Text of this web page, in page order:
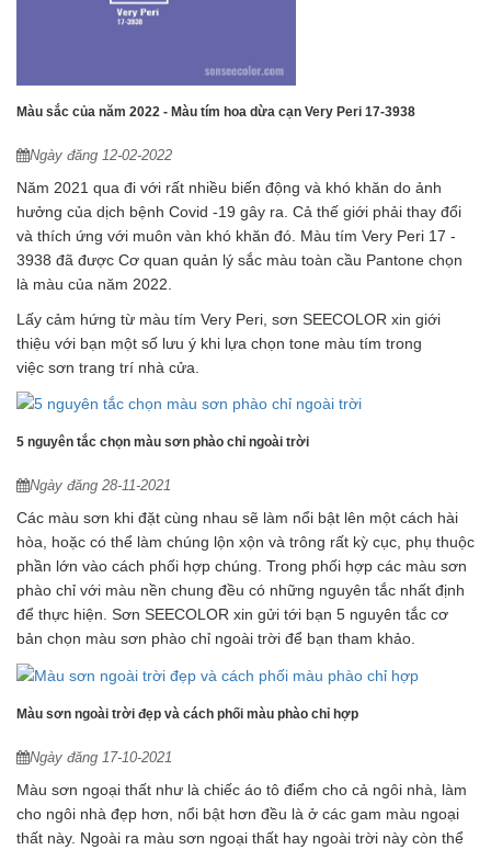
Màu sắc của năm 2022 - Màu tím hoa dừa cạn Very Peri 17-3938
Ngày đăng 12-02-2022
Năm 2021 qua đi với rất nhiều biến động và khó khăn do ảnh
hưởng của dịch bệnh Covid -19 gây ra. Cả thế giới phải thay đổi
và thích ứng với muôn vàn khó khăn đó. Màu tím Very Peri 17 -
3938 đã được Cơ quan quản lý sắc màu toàn cầu Pantone chọn
là màu của năm 2022.
Lấy cảm hứng từ màu tím Very Peri, sơn SEECOLOR xin giới
thiệu với bạn một số lưu ý khi lựa chọn tone màu tím trong
việc sơn trang trí nhà cửa.
5 nguyên tắc chọn màu sơn phào chỉ ngoài trời
Ngày đăng 28-11-2021
Các màu sơn khi đặt cùng nhau sẽ làm nổi bật lên một cách hài
hòa, hoặc có thể làm chúng lộn xộn và trông rất kỳ cục, phụ thuộc
phần lớn vào cách phối hợp chúng. Trong phối hợp các màu sơn
phào chỉ với màu nền chung đều có những nguyên tắc nhất định
để thực hiện. Sơn SEECOLOR xin gửi tới bạn 5 nguyên tắc cơ
bản chọn màu sơn phào chỉ ngoài trời để bạn tham khảo.
Màu sơn ngoài trời đẹp và cách phối màu phào chỉ hợp
Ngày đăng 17-10-2021
Màu sơn ngoại thất như là chiếc áo tô điểm cho cả ngôi nhà, làm
cho ngôi nhà đẹp hơn, nổi bật hơn đều là ở các gam màu ngoại
thất này. Ngoài ra màu sơn ngoại thất hay ngoài trời này còn thể